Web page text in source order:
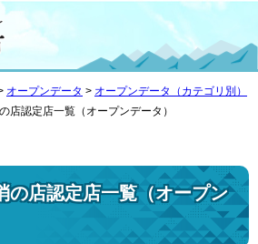
オープンデータ > オープンデータ（カテゴリ別）
店認定店一覧（オープンデータ）
の店認定店一覧（オープン